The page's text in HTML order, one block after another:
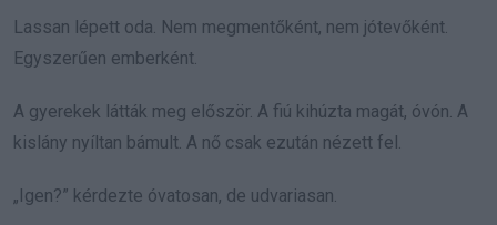
Lassan lépett oda. Nem megmentőként, nem jótevőként.
Egyszerűen emberként.
A gyerekek látták meg először. A fiú kihúzta magát, óvón. A
kislány nyíltan bámult. A nő csak ezután nézett fel.
„Igen?” kérdezte óvatosan, de udvariasan.